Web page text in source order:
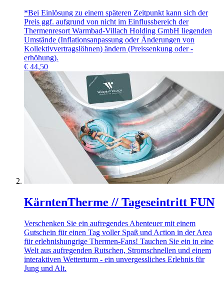
*Bei Einlösung zu einem späteren Zeitpunkt kann sich der
Preis ggf. aufgrund von nicht im Einflussbereich der
Thermenresort Warmbad-Villach Holding GmbH liegenden
Umstände (Inflationsanpassung oder Änderungen von
Kollektivvertragslöhnen) ändern (Preissenkung oder -
erhöhung).
€ 44,50
KärntenTherme // Tageseintritt FUN
Verschenken Sie ein aufregendes Abenteuer mit einem
Gutschein für einen Tag voller Spaß und Action in der Area
für erlebnishungrige Thermen-Fans! Tauchen Sie ein in eine
Welt aus aufregenden Rutschen, Stromschnellen und einem
interaktiven Wetterturm - ein unvergessliches Erlebnis für
Jung und Alt.